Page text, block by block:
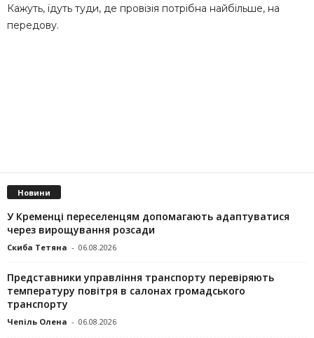
Кажуть, їдуть туди, де провізія потрібна найбільше, на
передову.
Новини
У Кременці переселенцям допомагають адаптуватися
через вирощування розсади
Скиба Тетяна - 06.08.2026
Представники управління транспорту перевіряють
температуру повітря в салонах громадського
транспорту
Чепіль Олена - 06.08.2026